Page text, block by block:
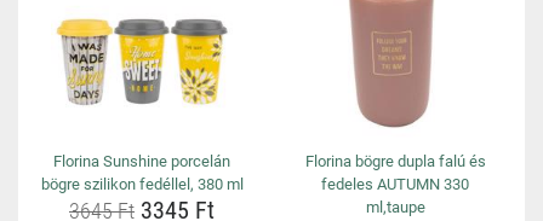
Florina Sunshine porcelán
bögre szilikon fedéllel, 380 ml
3645 Ft 3345 Ft
Florina bögre dupla falú és
fedeles AUTUMN 330
ml,taupe